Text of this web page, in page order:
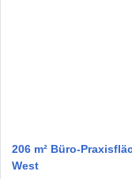
206 m² Büro-
West